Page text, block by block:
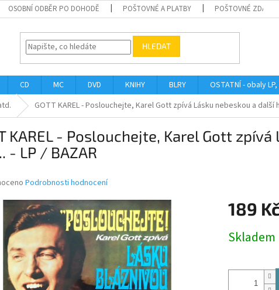
OSOBNÍ ODBĚR PO DOHODĚ POŠTOVNÉ A PLATBY POŠTOVNÉ ZDARMA
HLEDAT
CD MC DVD KNIHY BLRY OSTATNÍ - obaly
GOTT KAREL - Poslouchejte, Karel Gott zpívá Lásku nebeskou a další
KAREL - Poslouchejte, Karel Gott
- LP / BAZAR
Podrobnosti hodnocení
189
cena:
Skladem